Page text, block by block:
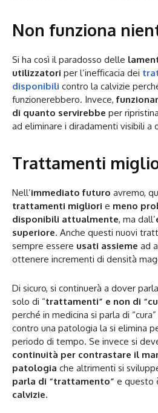
Non funziona
Si ha così il paradosso delle
utilizzatori per l’inefficacia dei
disponibili contro la calvizie
funzionerebbero. Invece,
di quanto servirebbe per
ad eliminare i diradamenti visibili a
Trattamenti
Nell’immediato futuro avremo,
trattamenti migliori e meno
disponibili attualmente, ma dall’
superiore. Anche questi nuovi
sempre essere usati assieme ad
ottenere incrementi di densità
Di sicuro, si continuerà a dover
solo di “trattamenti” e non di
perché in medicina si parla di
contro una patologia la si elimina
periodo di tempo. Se invece si
continuità per contrastare il
patologia che altrimenti si
parla di “trattamento” e questo
calvizie.